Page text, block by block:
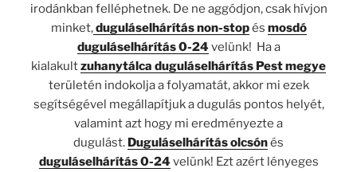
irodánkban felléphetnek. De ne aggódjon, csak hívjon
minket,duguláselhárítás non-stopés mosdó
duguláselhárítás 0-24 velünk! Ha a
kialakultzuhanytálca duguláselhárítás Pest megye
területén indokolja a folyamatát, akkor mi ezek
segítségével megállapítjuk a dugulás pontos helyét,
valamint azt hogy mi eredményezte a
dugulást. Duguláselhárítás olcsónés
duguláselhárítás 0-24 velünk! Ezt azért lényeges